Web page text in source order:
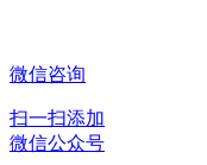
微信咨询
扫一扫添加
微信公众号